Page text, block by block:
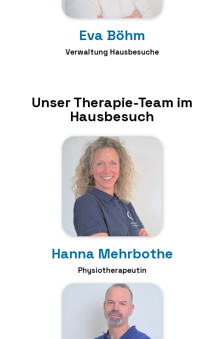
Eva Böhm
Verwaltung Hausbesuche
Unser Therapie-Team im
Hausbesuch
Hanna Mehrbothe
Physiotherapeutin